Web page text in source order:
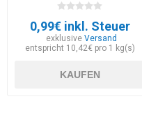
0,99€ inkl. Steuer
exklusiveVersand
entspricht 10,42€ pro 1 kg(s)
KAUFEN